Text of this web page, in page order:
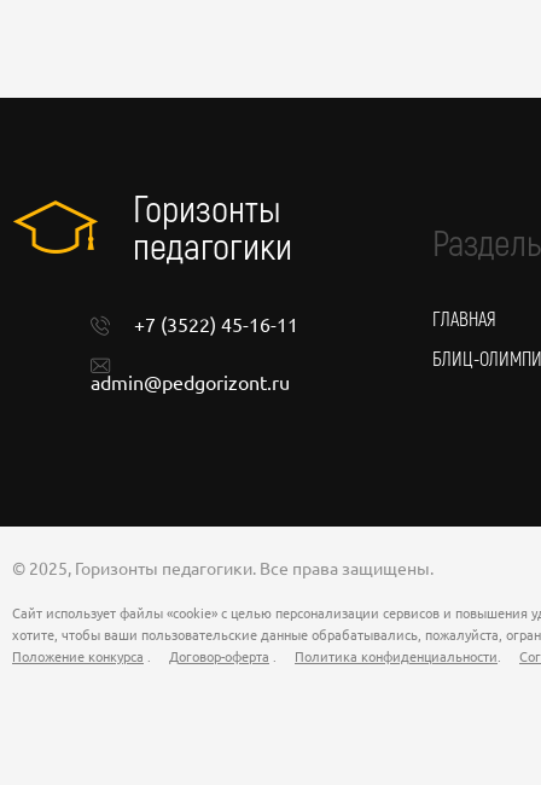
Горизонты
педагогики
+7 (3522) 45-16-11
admin@pedgorizont.ru
ГЛАВНАЯ
БЛИЦ-
© 2025, Горизонты педагогики. Все права защищены.
Сайт использует файлы «cookie» с целью персонализации сервисов и повышения
хотите, чтобы ваши пользовательские данные обрабатывались, пожалуйста,
Положение конкурса
Договор-оферта Политика конфиденциальности